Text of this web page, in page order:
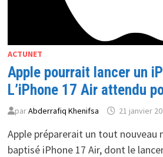
ACTUNET
Apple pourrait lancer un
L’iPhone 17 Air attendu
parAbderrafiq Khenifsa 21 janvier
Apple préparerait un tout nouveau
baptisé iPhone 17 Air, dont le